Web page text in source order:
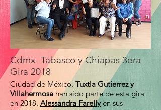
Cdmx- Tabasco y Chiapas 3era
Gira 2018
Ciudad de México, Tuxtla Gutierrez y
Villahermosa han sido parte de esta gira
en 2018. Alessandra Farellyen sus